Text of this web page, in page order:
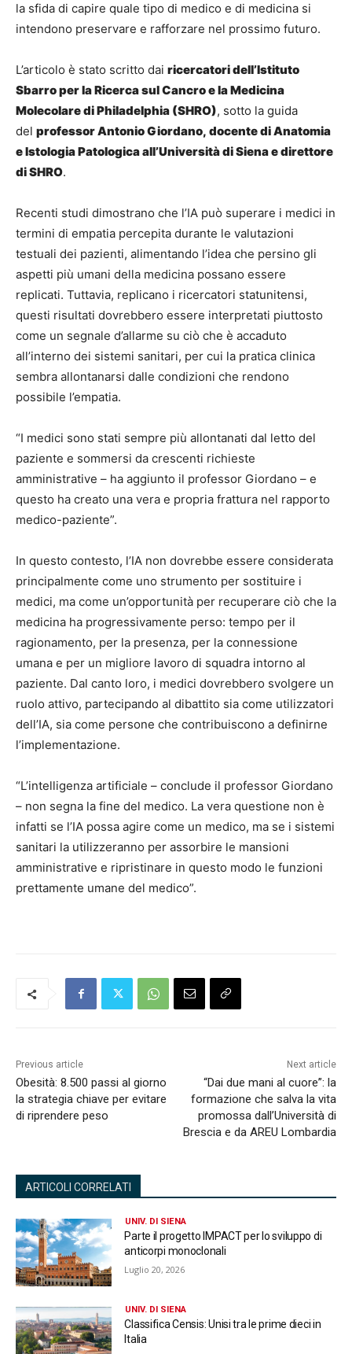
la sfida di capire quale tipo di medico e di medicina si
intendono preservare e rafforzare nel prossimo futuro.
L’articolo è stato scritto dai ricercatori dell’Istituto
Sbarro per la Ricerca sul Cancro e la Medicina
Molecolare di Philadelphia (SHRO), sotto la guida
del professor Antonio Giordano, docente di Anatomia
e Istologia Patologica all’Università di Siena e direttore
di SHRO.
Recenti studi dimostrano che l’IA può superare i medici in
termini di empatia percepita durante le valutazioni
testuali dei pazienti, alimentando l’idea che persino gli
aspetti più umani della medicina possano essere
replicati. Tuttavia, replicano i ricercatori statunitensi,
questi risultati dovrebbero essere interpretati piuttosto
come un segnale d’allarme su ciò che è accaduto
all’interno dei sistemi sanitari, per cui la pratica clinica
sembra allontanarsi dalle condizioni che rendono
possibile l’empatia.
“I medici sono stati sempre più allontanati dal letto del
paziente e sommersi da crescenti richieste
amministrative – ha aggiunto il professor Giordano – e
questo ha creato una vera e propria frattura nel rapporto
medico-paziente”.
In questo contesto, l’IA non dovrebbe essere considerata
principalmente come uno strumento per sostituire i
medici, ma come un’opportunità per recuperare ciò che la
medicina ha progressivamente perso: tempo per il
ragionamento, per la presenza, per la connessione
umana e per un migliore lavoro di squadra intorno al
paziente. Dal canto loro, i medici dovrebbero svolgere un
ruolo attivo, partecipando al dibattito sia come utilizzatori
dell’IA, sia come persone che contribuiscono a definirne
l’implementazione.
“L’intelligenza artificiale – conclude il professor Giordano
– non segna la fine del medico. La vera questione non è
infatti se l’IA possa agire come un medico, ma se i sistemi
sanitari la utilizzeranno per assorbire le mansioni
amministrative e ripristinare in questo modo le funzioni
prettamente umane del medico”.
Previous article
Obesità: 8.500 passi al giorno
la strategia chiave per evitare
di riprendere peso
Next article
“Dai due mani al cuore”: la
formazione che salva la vita
promossa dall’Università di
Brescia e da AREU Lombardia
ARTICOLI CORRELATI
UNIV. DI SIENA
Parte il progetto IMPACT per lo sviluppo di
anticorpi monoclonali
Luglio 20, 2026
UNIV. DI SIENA
Classifica Censis: Unisi tra le prime dieci in
Italia